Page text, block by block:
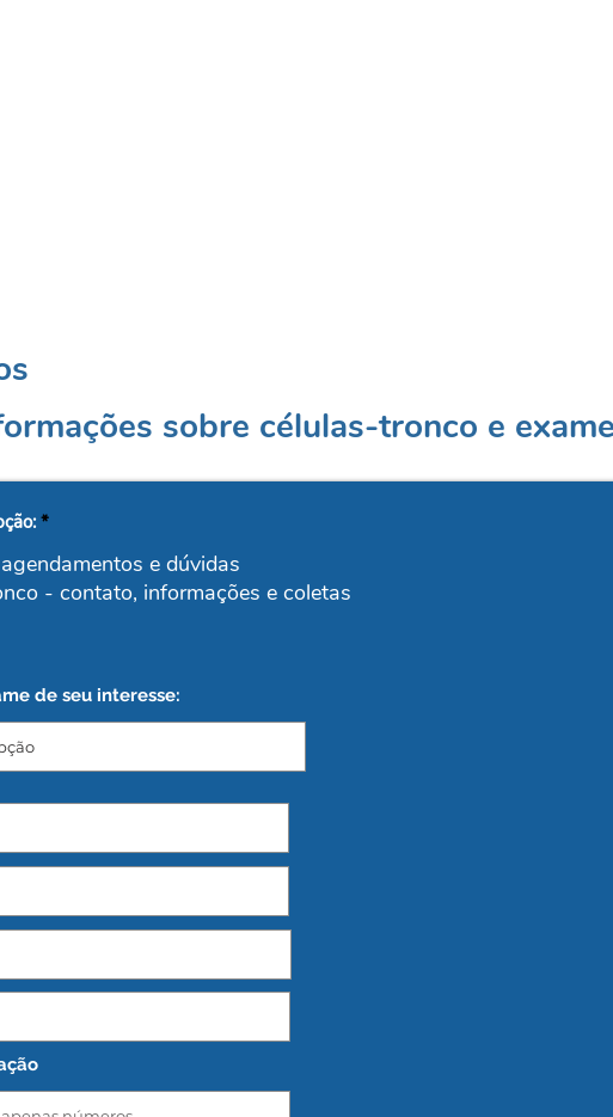
sobre células-tronco e
*
e dúvidas
- contato, informações e coletas
de seu interesse: